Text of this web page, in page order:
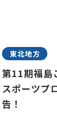
東北地方
第11期福
スポーツプ
告！